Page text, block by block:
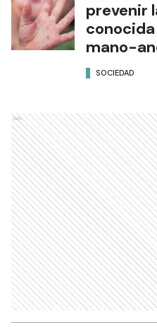
prevenir
mano-
SOCIEDAD
Ads